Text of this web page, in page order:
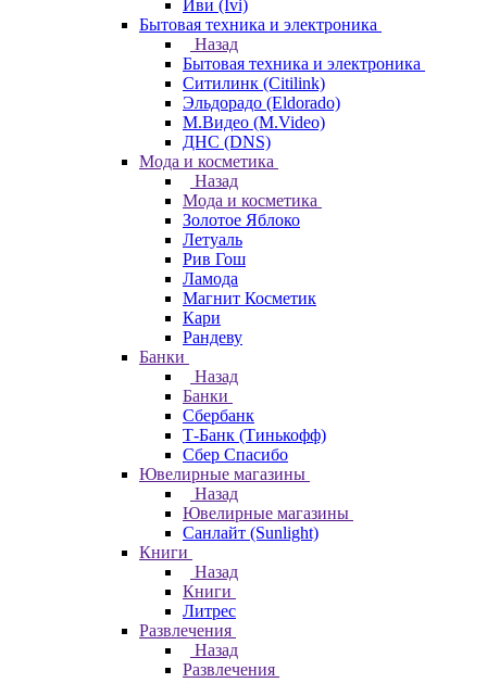
Иви (Ivi)
Бытовая техника и электроника
Назад
Бытовая техника и электроника
Ситилинк (Citilink)
Эльдорадо (Eldorado)
М.Видео (M.Video)
ДНС (DNS)
Мода и косметика
Назад
Мода и косметика
Золотое Яблоко
Летуаль
Рив Гош
Ламода
Магнит Косметик
Кари
Рандеву
Банки
Назад
Банки
Сбербанк
Т-Банк (Тинькофф)
Сбер Спасибо
Ювелирные магазины
Назад
Ювелирные магазины
Санлайт (Sunlight)
Книги
Назад
Книги
Литрес
Развлечения
Назад
Развлечения